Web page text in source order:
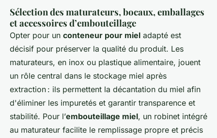
Sélection des maturateurs, bocaux, emballages
et accessoires d’embouteillage
Opter pour un conteneur pour miel adapté est
décisif pour préserver la qualité du produit. Les
maturateurs, en inox ou plastique alimentaire, jouent
un rôle central dans le stockage miel après
extraction : ils permettent la décantation du miel afin
d'éliminer les impuretés et garantir transparence et
stabilité. Pour l’embouteillage miel, un robinet intégré
au maturateur facilite le remplissage propre et précis